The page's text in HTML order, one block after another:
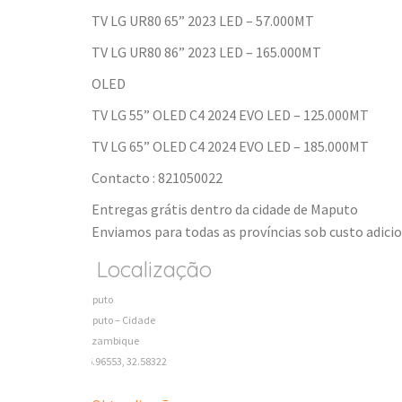
TV LG UR80 65” 2023 LED – 57.000MT
TV LG UR80 86” 2023 LED – 165.000MT
OLED
TV LG 55” OLED C4 2024 EVO LED – 125.000MT
TV LG 65” OLED C4 2024 EVO LED – 185.000MT
Contacto : 821050022
Entregas grátis dentro da cidade de Maputo
Enviamos para todas as províncias sob custo
Localização
Maputo
Maputo – Cidade
Mozambique
-25.96553, 32.58322